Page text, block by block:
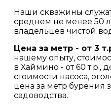
Наши скважины
среднем не менее 50
владельцев чистой
Цена за метр - от 3
нашему опыту,
в Хаймино - от 60 т.р.,
стоимости насоса,
цена за метр бурения
садоводства.